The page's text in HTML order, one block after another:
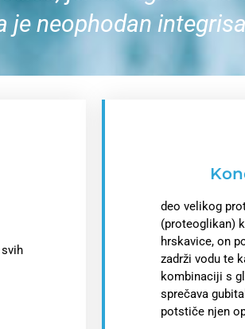
je neophodan
deo velikog
(proteoglikan)
hrskavice, on
zadrži vodu te
kombinaciji s
sprečava
potstiče njen